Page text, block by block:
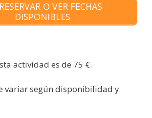
RESERVAR O VER FECHAS
DISPONIBLES
actividad es de 75 €.
variar según disponibilidad y